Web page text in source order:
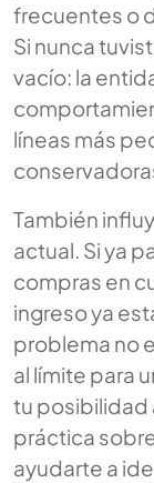
frecuentes o
Si nunca
vacío: la
líneas más
También
actual. Si ya
compras en
ingreso ya
problema no
al límite para
tu posibilidad
práctica
ayudarte a